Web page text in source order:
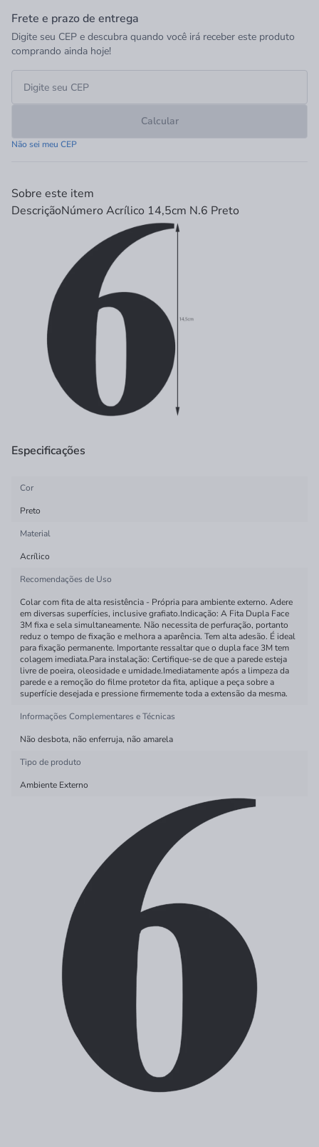
Frete e prazo de entrega
Digite seu CEP e descubra quando você irá receber este produto
comprando ainda hoje!
Calcular
Não sei meu CEP
Sobre este item
DescriçãoNúmero Acrílico 14,5cm N.6 Preto
Especificações
Cor
Preto
Material
Acrílico
Recomendações de Uso
Colar com fita de alta resistência - Própria para ambiente externo. Adere
em diversas superfícies, inclusive grafiato.Indicação: A Fita Dupla Face
3M fixa e sela simultaneamente. Não necessita de perfuração, portanto
reduz o tempo de fixação e melhora a aparência. Tem alta adesão. É ideal
para fixação permanente. Importante ressaltar que o dupla face 3M tem
colagem imediata.Para instalação: Certifique-se de que a parede esteja
livre de poeira, oleosidade e umidade.Imediatamente após a limpeza da
parede e a remoção do filme protetor da fita, aplique a peça sobre a
superfície desejada e pressione firmemente toda a extensão da mesma.
Informações Complementares e Técnicas
Não desbota, não enferruja, não amarela
Tipo de produto
Ambiente Externo